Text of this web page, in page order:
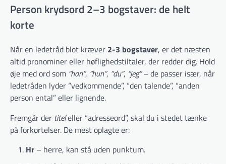
Person krydsord 2–3 bogstaver: de helt
korte
Når en ledetråd blot kræver 2-3 bogstaver, er det næsten
altid pronominer eller høfligheds­tiltaler, der redder dig. Hold
øje med ord som “han”, “hun”, “du”, “jeg”– de passer især, når
ledetråden lyder “vedkommende”, “den talende”, “anden
person ental” eller lignende.
Fremgår der titeleller “adresseord”, skal du i stedet tænke
på forkortelser. De mest oplagte er:
Hr – herre, kan stå uden punktum.